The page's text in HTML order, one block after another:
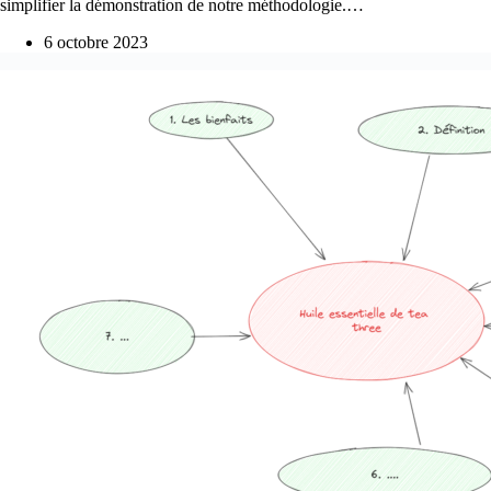
simplifier la démonstration de notre méthodologie.…
6 octobre 2023